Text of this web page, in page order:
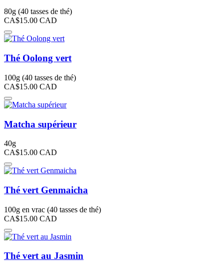
80g (40 tasses de thé)
CA$15.00 CAD
Thé Oolong vert
100g (40 tasses de thé)
CA$15.00 CAD
Matcha supérieur
40g
CA$15.00 CAD
Thé vert Genmaicha
100g en vrac (40 tasses de thé)
CA$15.00 CAD
Thé vert au Jasmin